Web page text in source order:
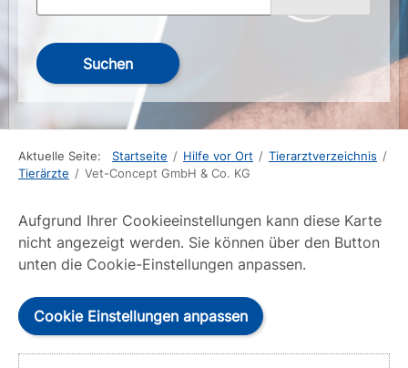
Suchen
Aktuelle Seite: Startseite / Hilfe vor Ort / Tierarztverzeichnis /
Tierärzte / Vet-Concept GmbH & Co. KG
Aufgrund Ihrer Cookieeinstellungen kann diese Karte
nicht angezeigt werden. Sie können über den Button
unten die Cookie-Einstellungen anpassen.
Cookie Einstellungen anpassen